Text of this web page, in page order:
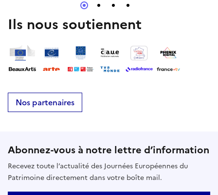
Ils nous soutiennent
Nos partenaires
Abonnez-vous à notre lettre d’information
Recevez toute l’actualité des Journées Européennes du
Patrimoine directement dans votre boîte mail.